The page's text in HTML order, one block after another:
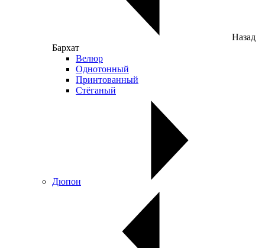
Назад
Бархат
Велюр
Однотонный
Принтованный
Стёганый
Дюпон